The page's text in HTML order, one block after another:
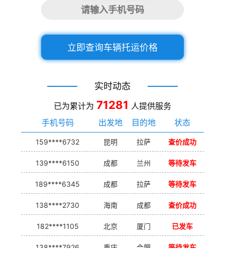
立即查询车辆托运价格
实时动态
已为累计为 71281 人提供服务
手机号码
出发地 目的地 状态
159****6732 昆明 拉萨 查价成功
139****6150 成都 兰州 等待发车
189****6345 成都 拉萨 等待发车
138****2730 海南 成都 查价成功
182****1105 北京 厦门 已发车
138****7926 重庆 合肥 等待发车